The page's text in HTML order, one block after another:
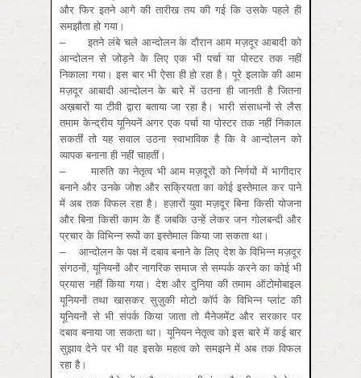
और फिर इतने आगे की तारीख तय की गई कि उसके पहले ही
समझौता हो गया।
– इतने लंबे चले आन्दोलन के दौरान आम मज़दूर आबादी को
आन्‍दोलन से जोड़ने के लिए एक भी पर्चा या पोस्‍टर तक नहीं
निकाला गया। इस बार भी ऐसा ही हो रहा है। पूरे इलाके की आम
मज़दूर आबादी आन्‍दोलन के बारे में उतना ही जानती है जितना
अख़बारों या टीवी द्वारा बताया जा रहा है। भारी संसाधनों से लैस
तमाम केन्‍द्रीय यूनियनें अगर एक पर्चा या पोस्‍टर तक नहीं निकाल
सकतीं तो यह सवाल उठना स्‍वाभाविक है कि वे आन्‍दोलन को
व्‍यापक बनाना ही नहीं चाहतीं।
– मारुति का नेतृत्‍व भी आम मज़दूरों को निर्णयों में भागीदार
बनाने और उनके जोश और सक्रियता का कोई इस्‍तेमाल कर पाने
में अब तक विफल रहा है। हज़ारों युवा मज़दूर बिना किसी योजना
और बिना किसी काम के हैं जबकि उन्‍हें लेकर जन गोलबन्‍दी और
प्रचार के विभिन्‍न रूपों का इस्‍तेमाल किया जा सकता था।
– आन्‍दोलन के पक्ष में दबाव बनाने के लिए देश के विभिन्‍न मज़दूर
संगठनों, यूनियनों और नागरिक समाज से सम्‍पर्क करने का कोई भी
प्रयास नहीं किया गया। देश और दुनिया की तमाम ऑटोमोबाइल
यूनियनों तथा खासकर सुज़ुकी मोटो कॉर्प के विभिन्‍न प्‍लांट की
यूनियनों से भी संपर्क किया जाता तो मैनेजमेंट और सरकार पर
दबाव बनाया जा सकता था। यूनियन नेतृत्‍व को इस बारे में कई बार
सुझाव देने पर भी वह इसके महत्‍व को समझने में अब तक विफल
रहा है।